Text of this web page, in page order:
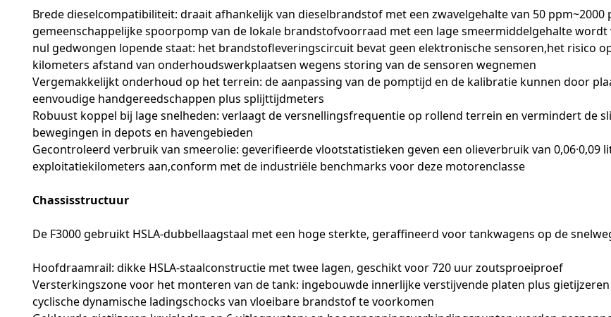
Brede dieselcompatibiliteit: draait afhankelijk van dieselbrandstof met een zwavelgehalte van 50
gemeenschappelijke spoorpomp van de lokale brandstofvoorraad met een lage smeermiddelgehalte
nul gedwongen lopende staat: het brandstofleveringscircuit bevat geen elektronische sensoren,het risico
kilometers afstand van onderhoudswerkplaatsen wegens storing van de sensoren wegnemen
Vergemakkelijkt onderhoud op het terrein: de aanpassing van de pomptijd en de kalibratie kunnen door
eenvoudige handgereedschappen plus splijttijdmeters
Robuust koppel bij lage snelheden: verlaagt de versnellingsfrequentie op rollend terrein en vermindert de
bewegingen in depots en havengebieden
Gecontroleerd verbruik van smeerolie: geverifieerde vlootstatistieken geven een olieverbruik van 0,06·0,09
exploitatiekilometers aan,conform met de industriële benchmarks voor deze motorenclasse
Chassisstructuur
De F3000 gebruikt HSLA-dubbellaagstaal met een hoge sterkte, geraffineerd voor tankwagens op de
Hoofdraamrail: dikke HSLA-staalconstructie met twee lagen, geschikt voor 720 uur zoutsproeiproef
Versterkingszone voor het monteren van de tank: ingebouwde innerlijke verstijvende platen plus
cyclische dynamische ladingschocks van vloeibare brandstof te voorkomen